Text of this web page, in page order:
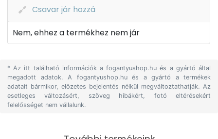
Csavar jár hozzá
Nem, ehhez a termékhez nem jár
* Az itt található információk a fogantyushop.hu és a gyártó által
megadott adatok. A fogantyushop.hu és a gyártó a termékek
adatait bármikor, előzetes bejelentés nélkül megváltoztathatják. Az
esetleges változásért, szöveg hibákért, fotó eltérésekért
felelősséget nem vállalunk.